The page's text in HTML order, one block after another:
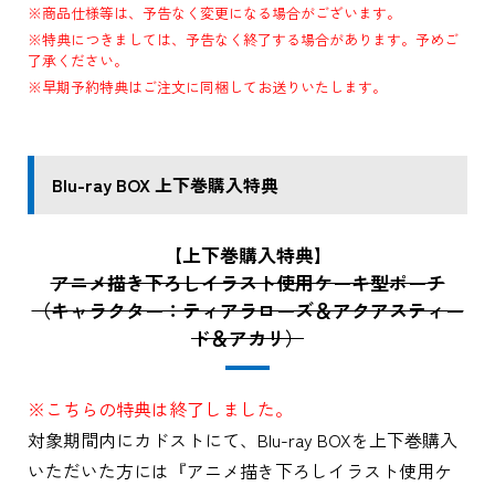
※商品仕様等は、予告なく変更になる場合がございます。
※特典につきましては、予告なく終了する場合があります。予めご
了承ください。
※早期予約特典はご注文に同梱してお送りいたします。
Blu-ray BOX 上下巻購入特典
【上下巻購入特典】
アニメ描き下ろしイラスト使用ケーキ型ポーチ
（キャラクター：ティアラローズ＆アクアスティー
ド＆アカリ）
※こちらの特典は終了しました。
対象期間内にカドストにて、Blu-ray BOXを上下巻購入
いただいた方には『アニメ描き下ろしイラスト使用ケ